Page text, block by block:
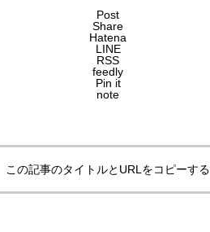
Post
Share
Hatena
LINE
RSS
feedly
Pin it
note
この記事のタイトルとURLをコピーする